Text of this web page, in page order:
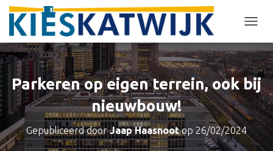
O
G
G
L
E
A
V
G
Parkeren op eigen terrein, ook bij
nieuwbouw!
Gepubliceerd doorJaap Haasnootop 26/02/2024